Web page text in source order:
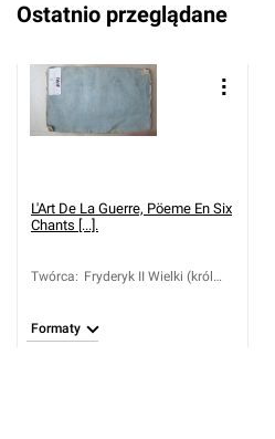
Ostatnio przeglądane
L'Art De La Guerre, Pöeme En Six
Chants [...].
Twórca: Fryderyk II Wielki (król
Formaty